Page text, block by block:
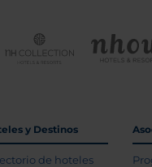
y Destinos
de hoteles